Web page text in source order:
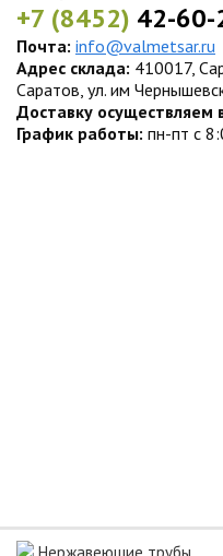
+7 (8452) 42-60-
Почта: info@valmetsar.ru
Адрес склада: 410017,
Саратов, ул. им
Доставку осуществляем
График работы: пн-пт с
Нержавеющие трубы